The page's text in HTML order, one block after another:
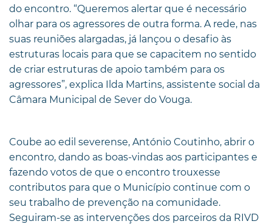
do encontro. “Queremos alertar que é necessário
olhar para os agressores de outra forma. A rede, nas
suas reuniões alargadas, já lançou o desafio às
estruturas locais para que se capacitem no sentido
de criar estruturas de apoio também para os
agressores”, explica Ilda Martins, assistente social da
Câmara Municipal de Sever do Vouga.
Coube ao edil severense, António Coutinho, abrir o
encontro, dando as boas-vindas aos participantes e
fazendo votos de que o encontro trouxesse
contributos para que o Município continue com o
seu trabalho de prevenção na comunidade.
Seguiram-se as intervenções dos parceiros da RIVD